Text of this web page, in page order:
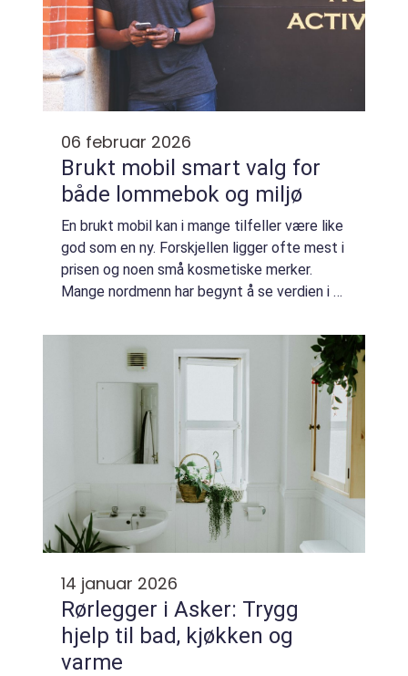
06 februar 2026
Brukt mobil smart valg for
både lommebok og miljø
En brukt mobil kan i mange tilfeller være like
god som en ny. Forskjellen ligger ofte mest i
prisen og noen små kosmetiske merker.
Mange nordmenn har begynt å se verdien i å
stedet for å betale full pris for ...
14 januar 2026
Rørlegger i Asker: Trygg
hjelp til bad, kjøkken og
varme